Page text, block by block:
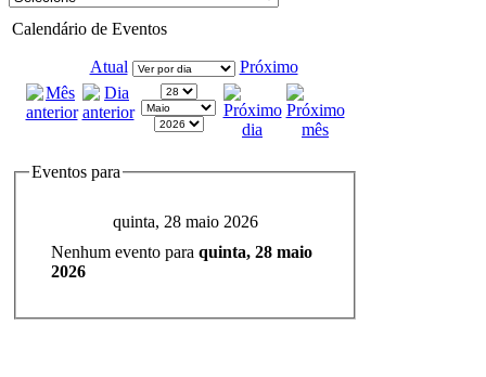
Calendário de Eventos
Atual Próximo
Eventos para
quinta, 28 maio 2026
Nenhum evento para quinta, 28 maio
2026